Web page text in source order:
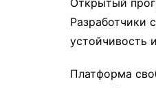
Открытый
Разработчики
устойчивость
Платформа